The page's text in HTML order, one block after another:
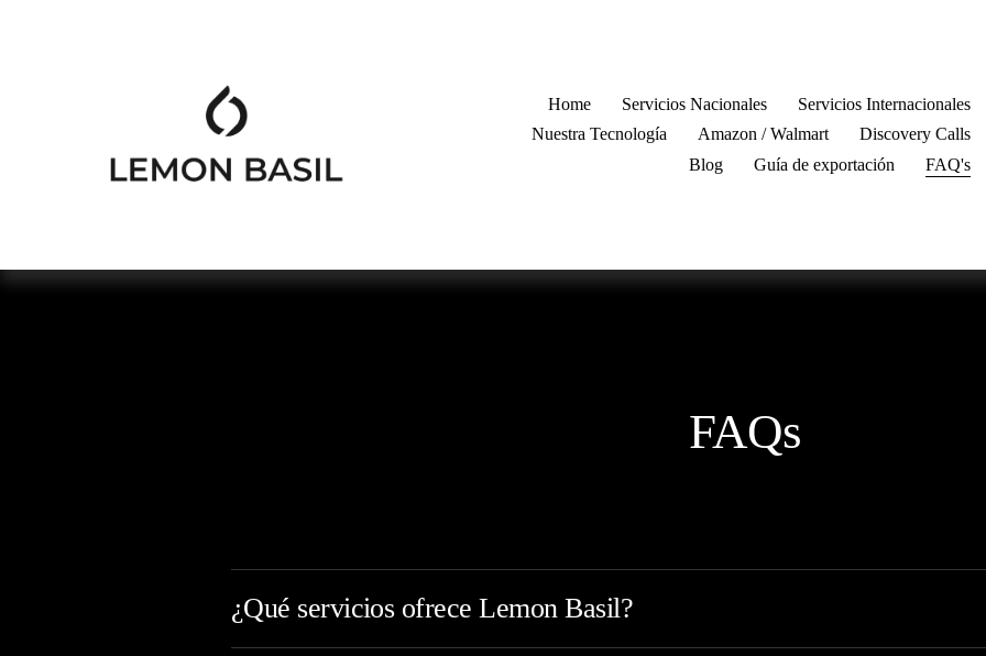
Home Servicios Nacionales
Servicios Internacionales
Nuestra Tecnología
Amazon / Walmart
Discovery Calls
Blog
Guía de exportación FAQ's
FAQs
¿Qué servicios ofrece Lemon Basil?